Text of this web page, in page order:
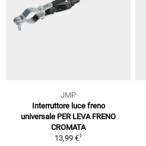
JMP
Interruttore luce freno
universale PER LEVA FRENO
CROMATA
13,99 €1